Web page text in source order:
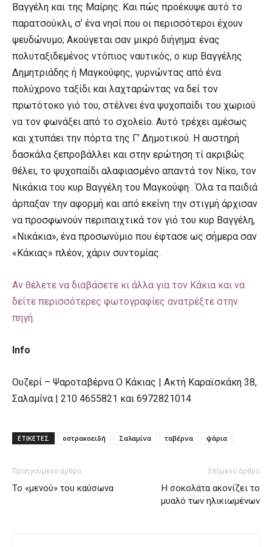
Βαγγέλη και της Μαίρης. Και πώς προέκυψε αυτό το
παρατσούκλι, σ’ ένα νησί που οι περισσότεροι έχουν
ψευδώνυμο; Ακούγεται σαν μικρό διήγημα: ένας
πολυταξιδεμένος ντόπιος ναυτικός, ο κυρ Βαγγέλης
Δημητριάδης ή Μαγκούφης, γυρνώντας από ένα
πολύχρονο ταξίδι και λαχταρώντας να δεί τον
πρωτότοκο γιό του, στέλνει ένα ψυχοπαίδι του χωριού
να τον φωνάξει από το σχολείο. Αυτό τρέχει αμέσως
και χτυπάει την πόρτα της Γ’ Δημοτικού. Η αυστηρή
δασκάλα ξεπροβάλλει και στην ερώτηση τί ακριβώς
θέλει, το ψυχοπαίδι αλαφιασμένο απαντά τον Νίκο, τον
Νικάκια του κυρ Βαγγέλη του Μαγκούφη . Όλα τα παιδιά
άρπαξαν την αφορμή και από εκείνη την στιγμή άρχισαν
να προσφωνούν περιπαιχτικά τον γιό του κυρ Βαγγέλη,
«Νικάκια», ένα προσωνύμιο που έφτασε ως σήμερα σαν
«Κάκιας» πλέον, χάριν συντομίας.
Αν θέλετε να διαβάσετε κι άλλα για τον Κάκια και να
δείτε περισσότερες φωτογραφίες ανατρέξτε στην
πηγή.
Info
Ουζερί – Ψαροταβέρνα Ο Κάκιας | Ακτή Καραϊσκάκη 38,
Σαλαμίνα | 210 4655821 και 6972821014
ΕΤΙΚΕΤΕΣ οστρακοειδή Σαλαμίνα ταβέρνα ψάρια
Προηγούμενο άρθρο
Το «μενού» του καύσωνα
Επόμενο άρθρο
Η σοκολάτα ακονίζει το
μυαλό των ηλικιωμένων